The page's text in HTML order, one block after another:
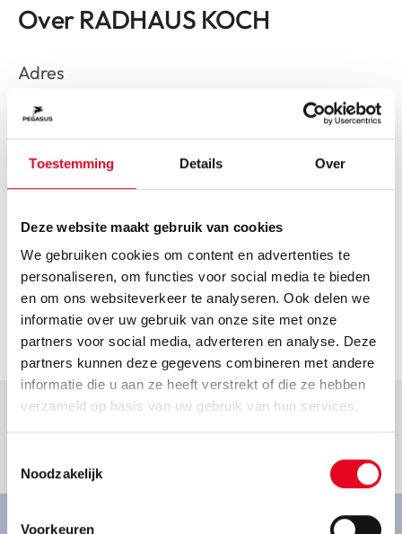
Toestemming Details Over
Deze website maakt gebruik van cookies
We gebruiken cookies om content en advertenties te
personaliseren, om functies voor social media te bieden
en om ons websiteverkeer te analyseren. Ook delen we
informatie over uw gebruik van onze site met onze
partners voor social media, adverteren en analyse. Deze
partners kunnen deze gegevens combineren met andere
informatie die u aan ze heeft verstrekt of die ze hebben
verzameld op basis van uw gebruik van hun services.
Noodzakelijk
Voorkeuren
Goed om te weten.
Over RADHAUS KOCH
Adres
Im Vorderkehr 12
Mutterstadt
Route plannen
Openingstijden
Helaas hebben we geen actuele openingstijden van deze
Contact
Radhaus.Koch@t-online.de
Ga naar dealer